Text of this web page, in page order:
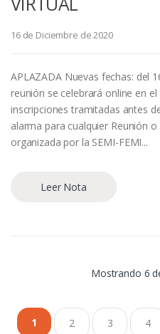
16 de Diciembre de 2020
APLAZADA Nuevas fechas: del
reunión se celebrará online en el
inscripciones tramitadas antes
alarma para cualquier Reunión o
organizada por la SEMI-FEMI...
Leer Nota
Mostrando 6
1 2 3 4